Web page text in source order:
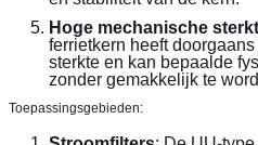
Hoge mechanische
ferrietkern heeft
sterkte en kan bepaalde
zonder gemakkelijk te
Toepassingsgebieden: